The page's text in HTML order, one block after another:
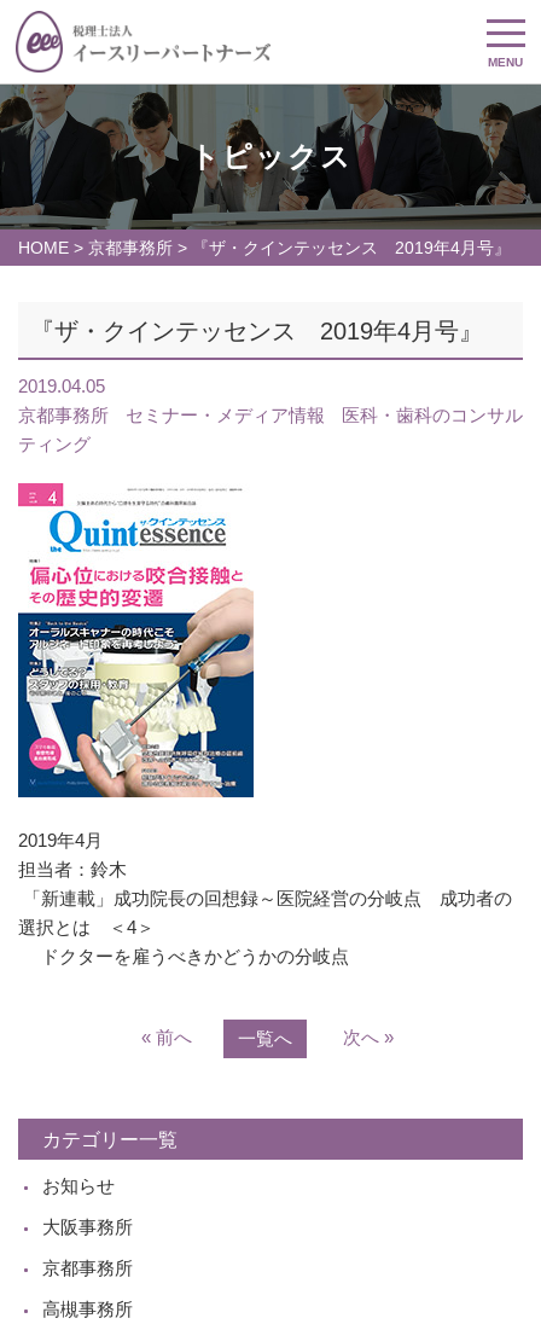
MENU
トピックス
HOME > 京都事務所 > 『ザ・クインテッセンス 2019年4月号』
『ザ・クインテッセンス 2019年4月号』
2019.04.05
京都事務所
セミナー・メディア情報
医科・歯科のコンサル
ティング
2019年4月
担当者：鈴木
「新連載」成功院長の回想録～医院経営の分岐点 成功者の
選択とは ＜4＞
ドクターを雇うべきかどうかの分岐点
« 前へ 一覧へ 次へ »
カテゴリー一覧
お知らせ
大阪事務所
京都事務所
高槻事務所